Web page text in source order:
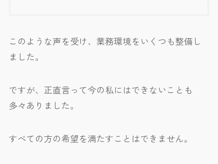
このような声を受け、業務環境をいくつも整備し
ました。
ですが、正直言って今の私にはできないことも
多々ありました。
すべての方の希望を満たすことはできません。